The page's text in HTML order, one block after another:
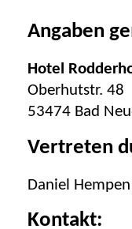
Angaben
Hotel
Oberhutstr. 48
53474 Bad
Vertreten
Daniel Hempen
Kontakt: